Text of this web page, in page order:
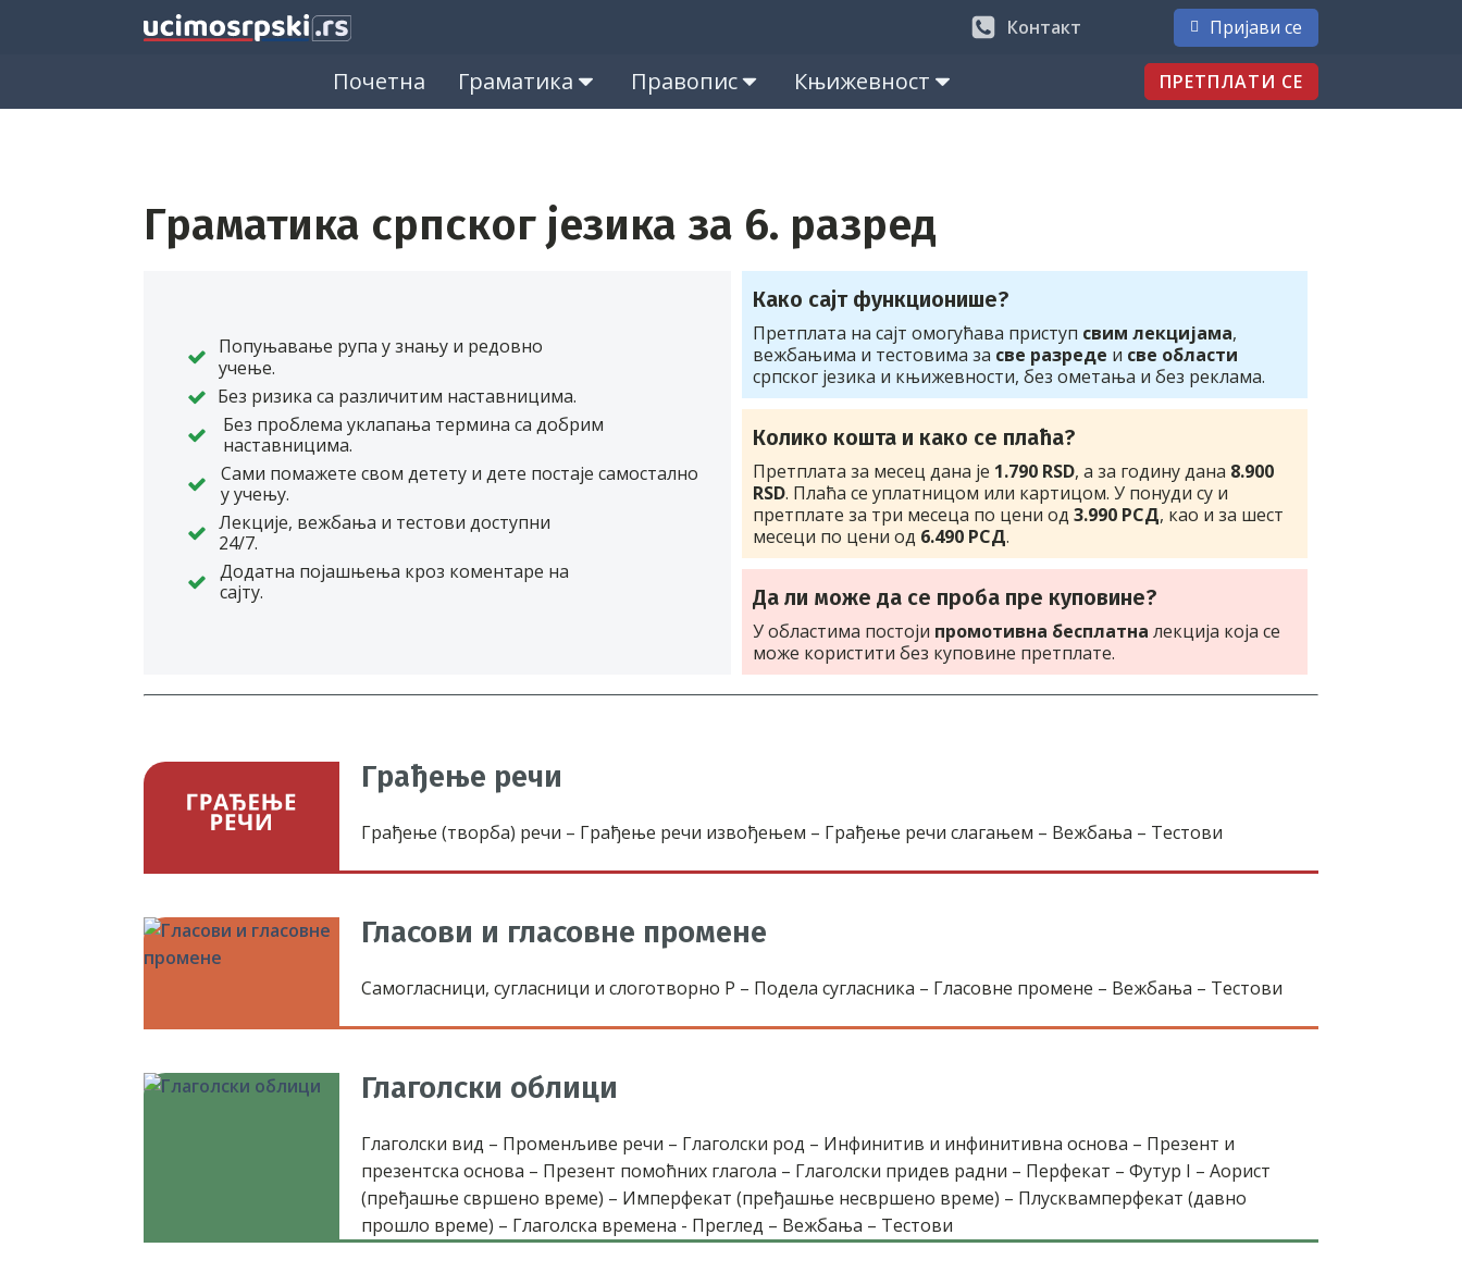
Контакт Пријави се
Почетна Граматика Правопис Књижевност ПРЕТПЛАТИ СЕ
Граматика српског језика за 6. разред
Попуњавање рупа у знању и редовно
учење.
Без ризика са различитим наставницима.
Без проблема уклапања термина са добрим
наставницима.
Сами помажете свом детету и дете постаје самостално
у учењу.
Лекције, вежбања и тестови доступни
24/7.
Додатна појашњења кроз коментаре на
сајту.
Како сајт функционише?
Претплата на сајт омогућава приступ свим лекцијама,
вежбањима и тестовима за све разреде и све области
српског језика и књижевности, без ометања и без реклама.
Колико кошта и како се плаћа?
Претплата за месец дана је 1.790 RSD, а за годину дана 8.900
RSD. Плаћа се уплатницом или картицом. У понуди су и
претплате за три месеца по цени од 3.990 РСД, као и за шест
месеци по цени од 6.490 РСД.
Да ли може да се проба пре куповине?
У областима постоји промотивна бесплатна лекција која се
може користити без куповине претплате.
Грађење речи
Грађење (творба) речи – Грађење речи извођењем – Грађење речи слагањем – Вежбања – Тестови
Гласови и гласовне промене
Самогласници, сугласници и слоготворно Р – Подела сугласника – Гласовне промене – Вежбања – Тестови
Глаголски облици
Глаголски вид – Променљиве речи – Глаголски род – Инфинитив и инфинитивна основа – Презент и
презентска основа – Презент помоћних глагола – Глаголски придев радни – Перфекат – Футур I – Аорист
(пређашње свршено време) – Имперфекат (пређашње несвршено време) – Плусквамперфекат (давно
прошло време) – Глаголска времена - Преглед – Вежбања – Тестови